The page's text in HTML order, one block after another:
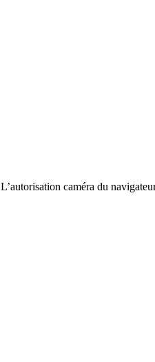
L’autorisation caméra du